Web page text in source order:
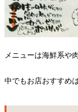
メニューは海鮮系や
中でもお店おすすめ